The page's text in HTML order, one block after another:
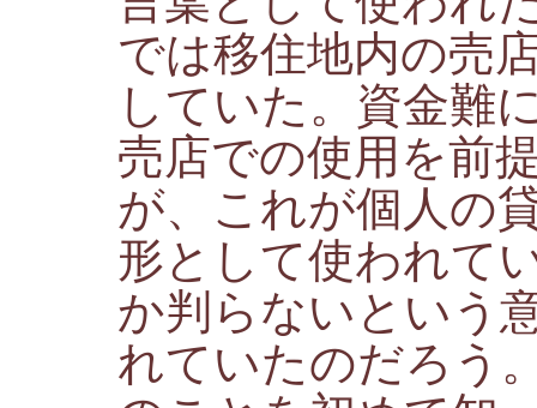
では移住地内の売
していた。資金難
売店での使用を前
が、これが個人の
形として使われて
か判らないという
れていたのだろ